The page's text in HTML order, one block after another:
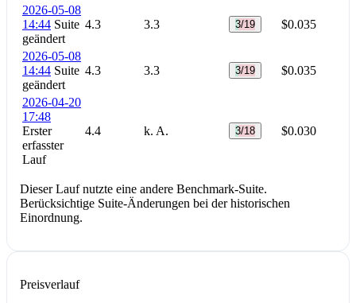
2026-05-08
14:44 Suite
geändert
4.3 3.3 3/19 $0.035
2026-05-08
14:44 Suite
geändert
4.3 3.3 3/19 $0.035
2026-04-20
17:48
Erster
erfasster
Lauf
4.4 k. A. 3/18 $0.030
Dieser Lauf nutzte eine andere Benchmark-Suite.
Berücksichtige Suite-Änderungen bei der historischen
Einordnung.
Preisverlauf